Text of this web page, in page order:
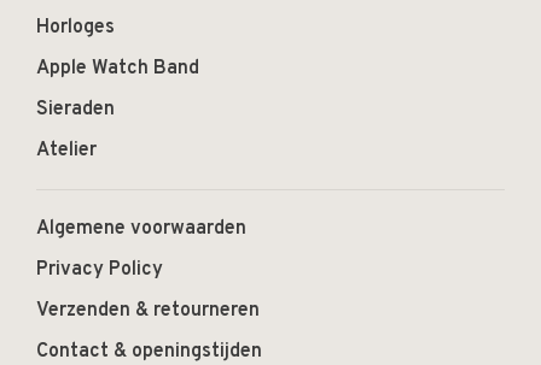
Horloges
Apple Watch Band
Sieraden
Atelier
Algemene voorwaarden
Privacy Policy
Verzenden & retourneren
Contact & openingstijden